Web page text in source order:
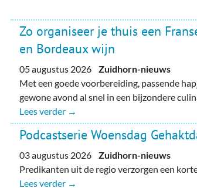
Zo organiseer je thuis een
en Bordeaux wijn
05 augustus 2026Zuidhorn-nieuws
Met een goede voorbereiding, passende
gewone avond al snel in een bijzondere
Lees verder →
Podcastserie Woensdag
03 augustus 2026Zuidhorn-nieuws
Predikanten uit de regio verzorgen een
Lees verder →